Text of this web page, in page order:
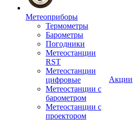
Метеоприборы
Термометры
Барометры
Погодники
Метеостанции
RST
Метеостанции
цифровые
Метеостанции с
барометром
Метеостанции с
проектором
Акции